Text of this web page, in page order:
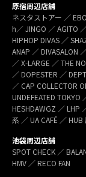
原宿周辺店舗
ネスタストアー ／
h／ JINGO ／ AGITO
HIPHOP DIVAS ／
ANAP ／ DIVASALON
／ X-LARGE ／ THE
／ DOPESTER ／
／ CAP COLLECTOR
UNDEFEATED TOKYO
HESHDAWGZ ／ LHP
系 ／ UA CAFÉ ／ HUB
池袋周辺店舗
SPOT CHECK ／
HMV ／ RECO FAN